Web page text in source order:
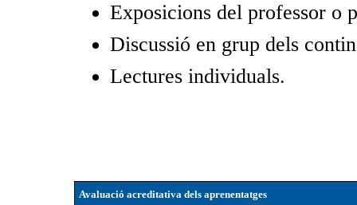
Exposicions del professor o
Discussió en grup dels
Lectures individuals.
Avaluació acreditativa dels aprenentatges